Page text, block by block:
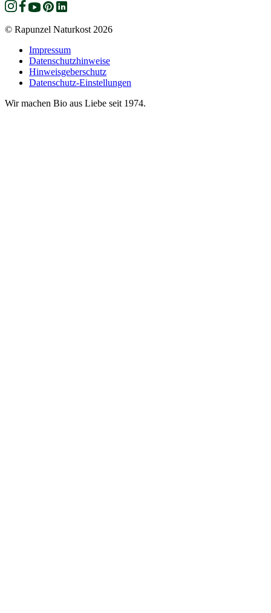
© Rapunzel Naturkost 2026
Impressum
Datenschutzhinweise
Hinweisgeberschutz
Datenschutz-Einstellungen
Wir machen Bio aus Liebe seit 1974.